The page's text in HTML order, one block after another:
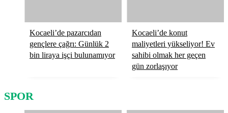
Kocaeli’de pazarcıdan
gençlere çağrı: Günlük 2
bin liraya işçi bulunamıyor
Kocaeli’de konut
maliyetleri yükseliyor! Ev
sahibi olmak her geçen
gün zorlaşıyor
SPOR